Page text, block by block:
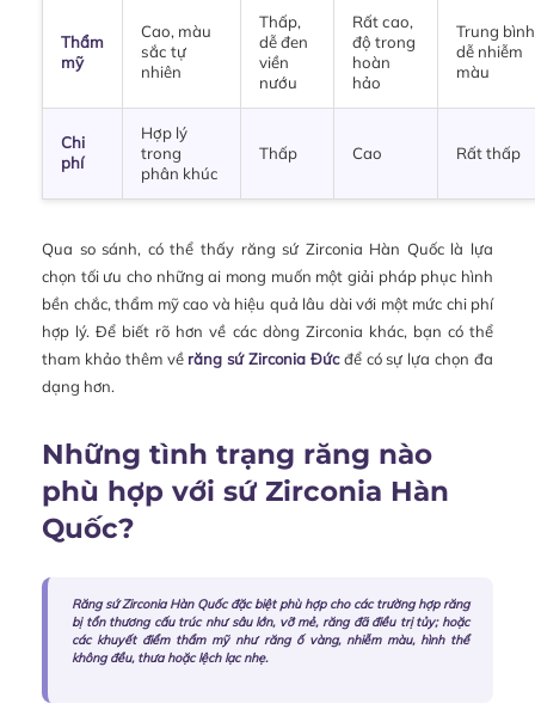
Thẩm
mỹ
Cao, màu
sắc tự
nhiên
Thấp,
dễ đen
viền
nướu
Rất cao,
độ trong
hoàn
hảo
Trung
dễ nhiễm
màu
Chi
phí
Hợp lý
trong
phân khúc
Thấp Cao Rất thấp
Qua so sánh, có thể thấy răng sứ Zirconia Hàn Quốc là lựa
chọn tối ưu cho những ai mong muốn một giải pháp phục hình
bền chắc, thẩm mỹ cao và hiệu quả lâu dài với một mức chi phí
hợp lý. Để biết rõ hơn về các dòng Zirconia khác, bạn có thể
tham khảo thêm về răng sứ Zirconia Đứcđể có sự lựa chọn đa
dạng hơn.
Những tình trạng răng nào
phù hợp với sứ Zirconia Hàn
Quốc?
Răng sứ Zirconia Hàn Quốc đặc biệt phù hợp cho các trường hợp răng
bị tổn thương cấu trúc như sâu lớn, vỡ mẻ, răng đã điều trị tủy; hoặc
các khuyết điểm thẩm mỹ như răng ố vàng, nhiễm màu, hình thể
không đều, thưa hoặc lệch lạc nhẹ.